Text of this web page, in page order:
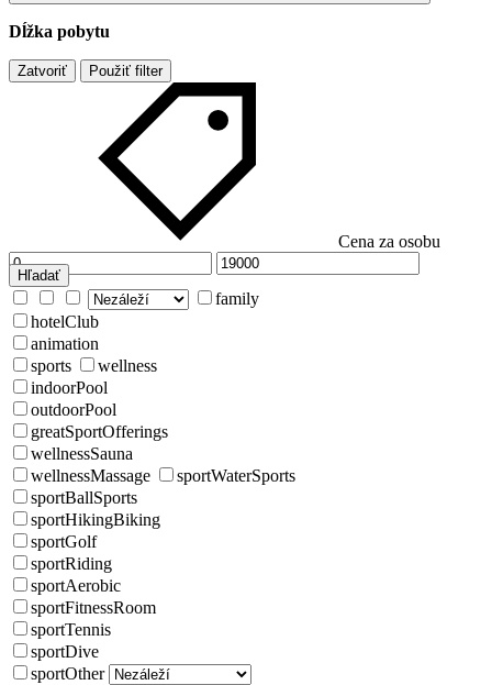
Dĺžka pobytu
Zatvoriť Použiť filter
Cena za osobu
Hľadať
family
hotelClub
animation
sports
wellness
indoorPool
outdoorPool
greatSportOfferings
wellnessSauna
wellnessMassage
sportWaterSports
sportBallSports
sportHikingBiking
sportGolf
sportRiding
sportAerobic
sportFitnessRoom
sportTennis
sportDive
sportOther